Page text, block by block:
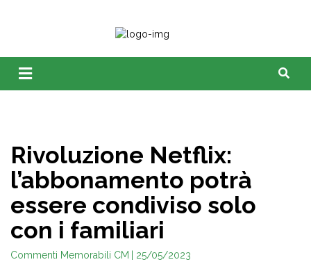
Rivoluzione Netflix:
l’abbonamento potrà
essere condiviso solo
con i familiari
Commenti Memorabili CM | 25/05/2023